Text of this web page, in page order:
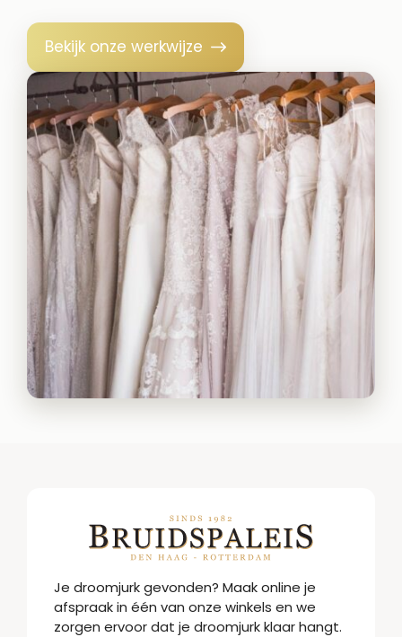
Bekijk onze werkwijze
Je droomjurk gevonden? Maak online je
afspraak in één van onze winkels en we
zorgen ervoor dat je droomjurk klaar hangt.